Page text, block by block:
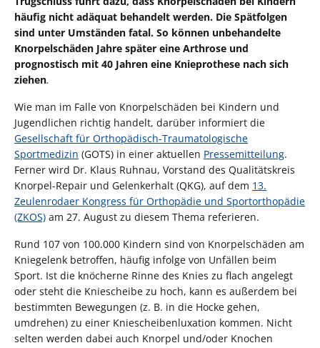
häufig nicht adäquat behandelt werden. Die Spätfolgen
sind unter Umständen fatal. So können unbehandelte
Knorpelschäden Jahre später eine Arthrose und
prognostisch mit 40 Jahren eine Knieprothese nach sich
ziehen.
Wie man im Falle von Knorpelschäden bei Kindern und
Jugendlichen richtig handelt, darüber informiert die
Gesellschaft für Orthopädisch-Traumatologische
Sportmedizin (GOTS) in einer aktuellen Pressemitteilung.
Ferner wird Dr. Klaus Ruhnau, Vorstand des Qualitätskreis
Knorpel-Repair und Gelenkerhalt (QKG), auf dem 13.
Zeulenrodaer Kongress für Orthopädie und Sportorthopädie
(ZKOS) am 27. August zu diesem Thema referieren.
Rund 107 von 100.000 Kindern sind von Knorpelschäden am
Kniegelenk betroffen, häufig infolge von Unfällen beim
Sport. Ist die knöcherne Rinne des Knies zu flach angelegt
oder steht die Kniescheibe zu hoch, kann es außerdem bei
bestimmten Bewegungen (z. B. in die Hocke gehen,
umdrehen) zu einer Kniescheibenluxation kommen. Nicht
selten werden dabei auch Knorpel und/oder Knochen